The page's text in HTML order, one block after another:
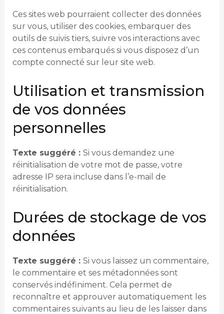
Ces sites web pourraient collecter des données
sur vous, utiliser des cookies, embarquer des
outils de suivis tiers, suivre vos interactions avec
ces contenus embarqués si vous disposez d’un
compte connecté sur leur site web.
Utilisation et transmission
de vos données
personnelles
Texte suggéré : Si vous demandez une
réinitialisation de votre mot de passe, votre
adresse IP sera incluse dans l’e-mail de
réinitialisation.
Durées de stockage de vos
données
Texte suggéré : Si vous laissez un commentaire,
le commentaire et ses métadonnées sont
conservés indéfiniment. Cela permet de
reconnaître et approuver automatiquement les
commentaires suivants au lieu de les laisser dans